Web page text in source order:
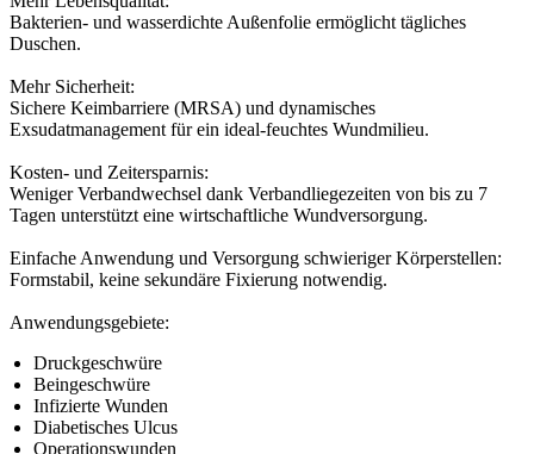
Bakterien- und wasserdichte Außenfolie ermöglicht tägliches
Duschen.
Mehr Sicherheit:
Sichere Keimbarriere (MRSA) und dynamisches
Exsudatmanagement für ein ideal-feuchtes Wundmilieu.
Kosten- und Zeitersparnis:
Weniger Verbandwechsel dank Verbandliegezeiten von bis zu 7
Tagen unterstützt eine wirtschaftliche Wundversorgung.
Einfache Anwendung und Versorgung schwieriger Körperstellen:
Formstabil, keine sekundäre Fixierung notwendig.
Anwendungsgebiete:
Druckgeschwüre
Beingeschwüre
Infizierte Wunden
Diabetisches Ulcus
Operationswunden